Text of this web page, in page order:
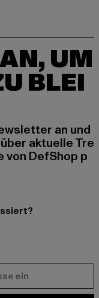
UM
BLEI
an und
aktuelle Tre
von DefShop p